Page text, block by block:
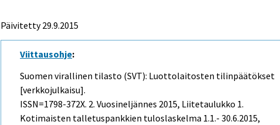
Päivitetty 29.9.2015
Viittausohje:
Suomen virallinen tilasto (SVT): Luottolaitosten tilinpäätökset
[verkkojulkaisu].
ISSN=1798-372X. 2. Vuosineljännes 2015, Liitetaulukko 1.
Kotimaisten talletuspankkien tuloslaskelma 1.1.- 30.6.2015,